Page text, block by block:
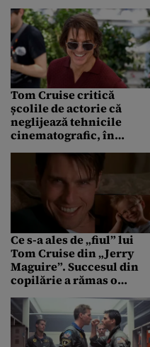
Tom Cruise critică
școlile de actorie că
neglijează tehnicile
cinematografic, în
Ce s-a ales de „fiul” lui
Tom Cruise din „Jerry
Maguire”. Succesul din
copilărie a rămas o